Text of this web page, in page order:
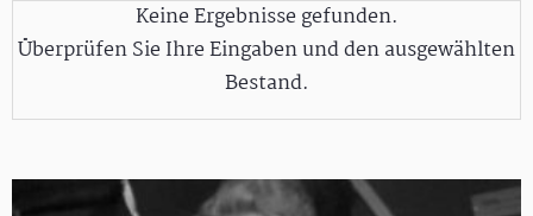
Keine Ergebnisse gefunden.
Überprüfen Sie Ihre Eingaben und den ausgewählten
Bestand.